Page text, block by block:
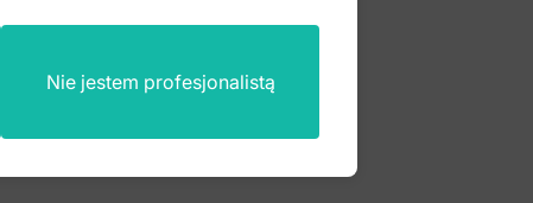
Nie jestem profesjonalistą